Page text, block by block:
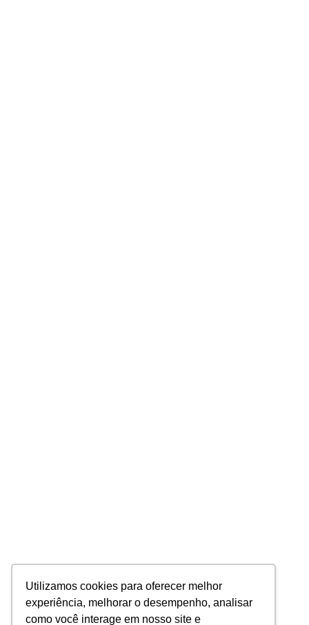
Utilizamos cookies para oferecer melhor
experiência, melhorar o desempenho, analisar
como você interage em nosso site e